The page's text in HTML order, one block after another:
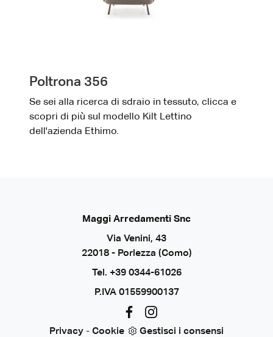
Poltrona 356
Se sei alla ricerca di sdraio in tessuto, clicca e
scopri di più sul modello Kilt Lettino
dell'azienda Ethimo.
Maggi Arredamenti Snc
Via Venini, 43
22018 - Porlezza (Como)
Tel. +39 0344-61026
P.IVA 01559900137
Privacy - Cookie Gestisci i consensi